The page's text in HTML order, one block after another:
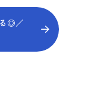
◎／